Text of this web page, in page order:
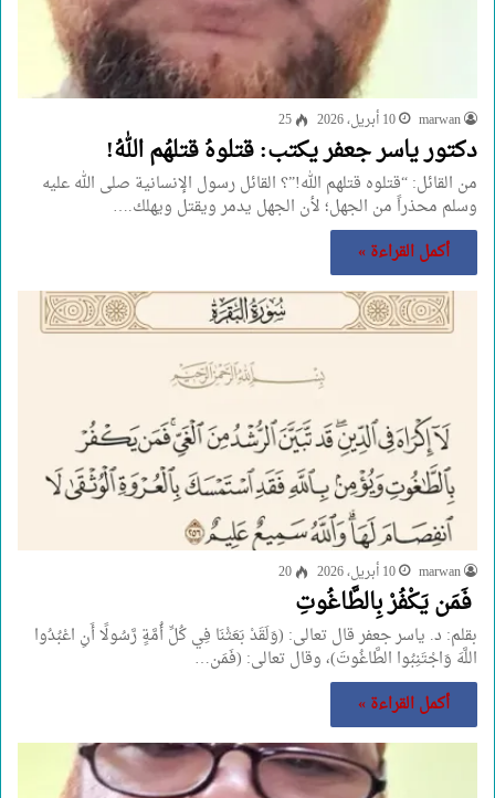
marwan 10 أبريل، 2026 25
دكتور ياسر جعفر يكتب: قتلوهُ قتلهُم اللهُ!
من القائل: “قتلوه قتلهم الله!”؟ القائل رسول الإنسانية صلى الله عليه
وسلم محذراً من الجهل؛ لأن الجهل يدمر ويقتل ويهلك.…
أكمل القراءة »
marwan 10 أبريل، 2026 20
فَمَن يَكْفُرْ بِالطَّاغُوتِ
بقلم: د. ياسر جعفر قال تعالى: (وَلَقَدْ بَعَثْنَا فِي كُلِّ أُمَّةٍ رَّسُولًا أَنِ اعْبُدُوا
اللَّهَ وَاجْتَنِبُوا الطَّاغُوتَ)، وقال تعالى: (فَمَن…
أكمل القراءة »